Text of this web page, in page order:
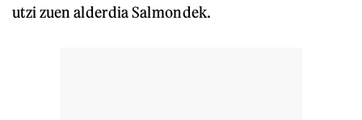
utzi zuen alderdia Salmondek.